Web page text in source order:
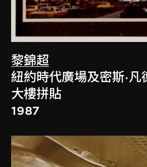
黎錦超
紐約時代廣場及密斯·凡
大樓拼貼
1987